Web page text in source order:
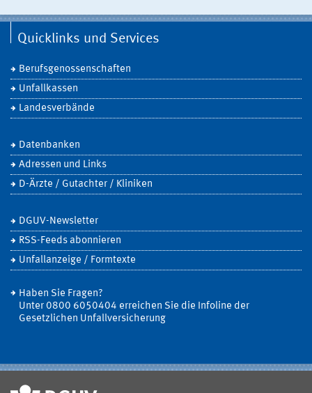
Quicklinks und Services
Berufsgenossenschaften
Unfallkassen
Landesverbände
Datenbanken
Adressen und Links
D-Ärzte / Gutachter / Kliniken
DGUV-Newsletter
RSS-Feeds abonnieren
Unfallanzeige / Formtexte
Haben Sie Fragen?
Unter 0800 6050404 erreichen Sie die Infoline der
Gesetzlichen Unfallversicherung